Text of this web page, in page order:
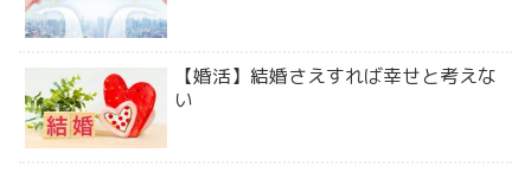
【婚活】結婚さえすれば幸せと考えな
い